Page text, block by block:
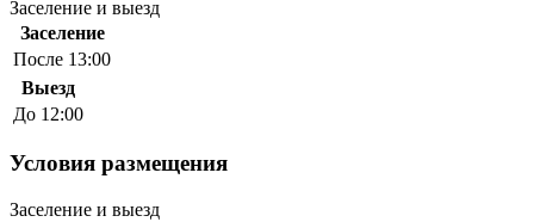
Заселение и выезд
Заселение
После 13:00
Выезд
До 12:00
Условия размещения
Заселение и выезд